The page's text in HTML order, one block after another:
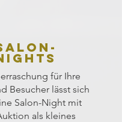
für Ihre
Besucher lässt sich
Salon-Night mit
als kleines